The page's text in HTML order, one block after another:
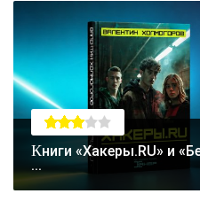
Книги «Хакеры.RU» и «Белый хакер» еще можно
...